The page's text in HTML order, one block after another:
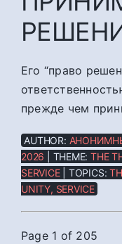
Его “право
прежде чем
AUTHOR:
2026 | THEME:THE
SERVICE| TOPICS:
UNITY, SERVICE
Page 1 of 205